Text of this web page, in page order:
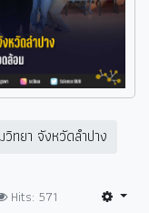
ทยา จังหวัดลำปาง
Hits: 571